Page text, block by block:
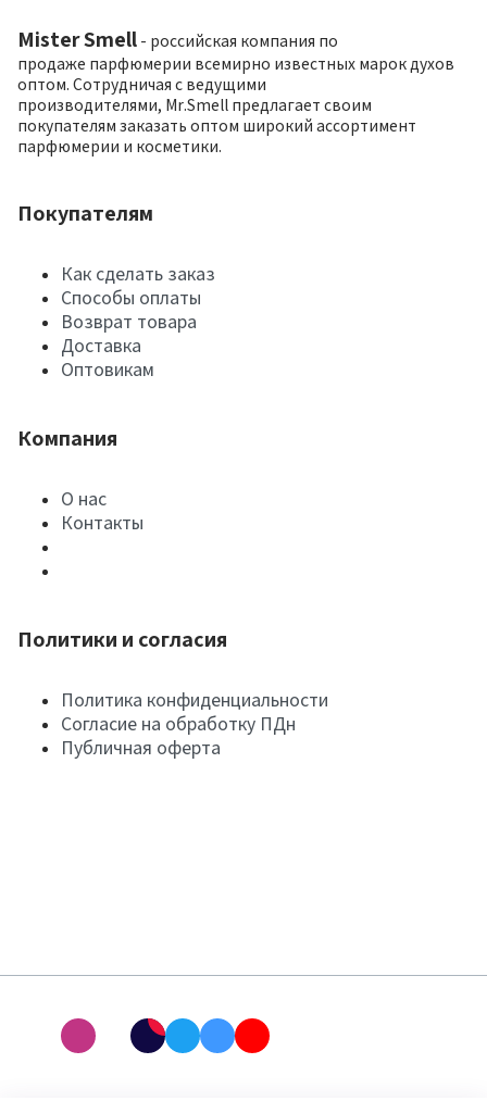
Mister Smell - российская компания по
продаже парфюмерии всемирно известных марок духов
оптом. Сотрудничая с ведущими
производителями, Mr.Smell предлагает своим
покупателям заказать оптом широкий ассортимент
парфюмерии и косметики.
Покупателям
Как сделать заказ
Способы оплаты
Возврат товара
Доставка
Оптовикам
Компания
О нас
Контакты
Политики и согласия
Политика конфиденциальности
Согласие на обработку ПДн
Публичная оферта